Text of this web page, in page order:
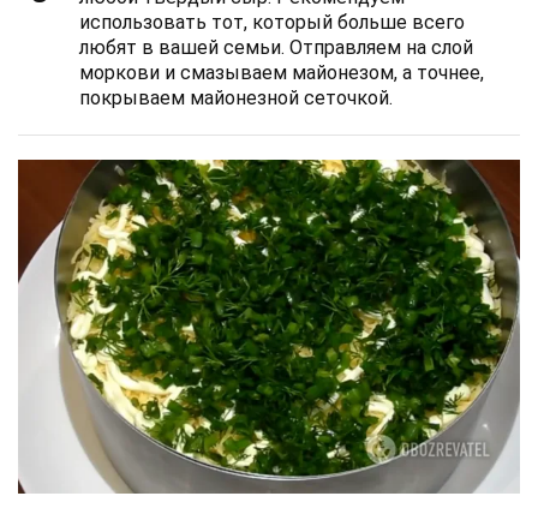
использовать тот, который больше всего
любят в вашей семьи. Отправляем на слой
моркови и смазываем майонезом, а точнее,
покрываем майонезной сеточкой.